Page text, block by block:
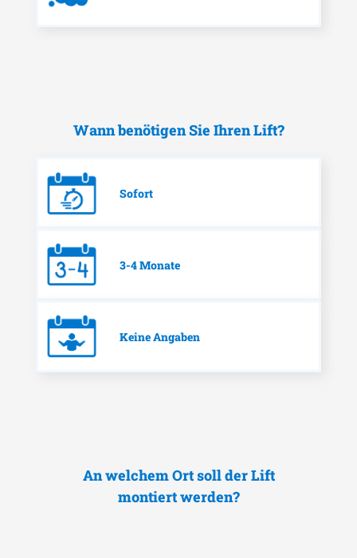
Wann benötigen Sie Ihren Lift?
Sofort
3-4 Monate
Keine Angaben
An welchem Ort soll der Lift
montiert werden?